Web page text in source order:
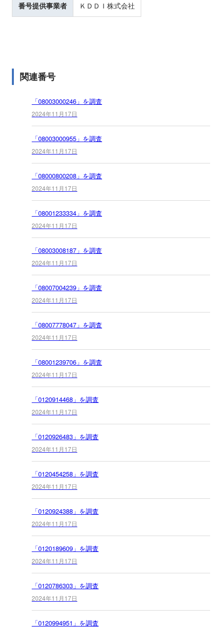
番号提供事業者 ＫＤＤＩ株式会社
関連番号
「08003000246」を調査
2024年11月17日
「08003000955」を調査
2024年11月17日
「08000800208」を調査
2024年11月17日
「08001233334」を調査
2024年11月17日
「08003008187」を調査
2024年11月17日
「08007004239」を調査
2024年11月17日
「08007778047」を調査
2024年11月17日
「08001239706」を調査
2024年11月17日
「0120914468」を調査
2024年11月17日
「0120926483」を調査
2024年11月17日
「0120454258」を調査
2024年11月17日
「0120924388」を調査
2024年11月17日
「0120189609」を調査
2024年11月17日
「0120786303」を調査
2024年11月17日
「0120994951」を調査